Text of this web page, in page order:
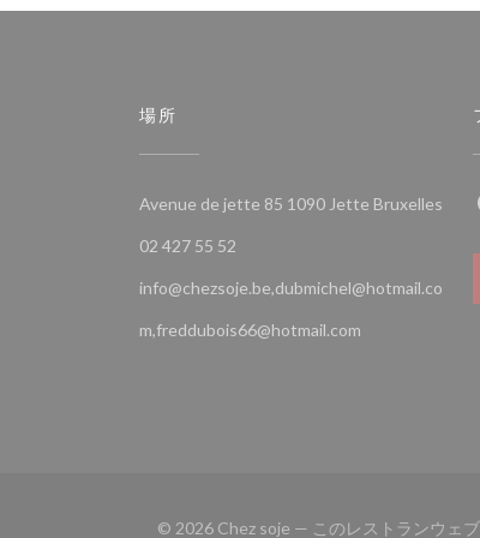
場所
Avenue de jette 85 1090 Jette Bruxelles((新
02 427 55 52
info@chezsoje.be,dubmichel@hotmail.co
m,freddubois66@hotmail.com
© 2026 Chez soje — このレストランウェ